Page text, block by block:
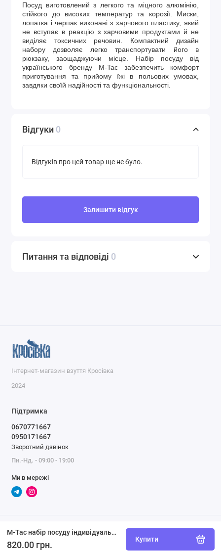
M-Tac набір посуду індивідуальний
820.00 грн.
Купити
Посуд виготовлений з легкого та міцного алюмінію,
стійкого до високих температур та корозії. Миски,
лопатка і черпак виконані з харчового пластику, який
не вступає в реакцію з харчовими продуктами й не
виділяє токсичних речовин. Компактний дизайн
набору дозволяє легко транспортувати його в
рюкзаку, заощаджуючи місце. Набір посуду від
українського бренду M-Tac забезпечить комфорт
приготування та прийому їжі в польових умовах,
завдяки своїй надійності та функціональності.
Відгуки 0
Відгуків про цей товар ще не було.
Залишити відгук
Питання та відповіді 0
Інтернет-магазин взуття Кросівка
2024
Підтримка
0670771667
0950171667
Зворотний дзвінок
Пн.-Нд. - 09:00 - 19:00
Ми в мережі